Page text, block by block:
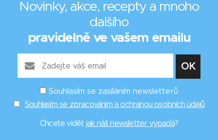
Novinky, akce, recepty a mnoho
dalšího
pravidelně ve vašem emailu
Souhlasím se zasíláním newsletterů
Souhlasím se zpracováním a ochranou osobních údajů
Chcete vidět jak náš newsletter vypadá?